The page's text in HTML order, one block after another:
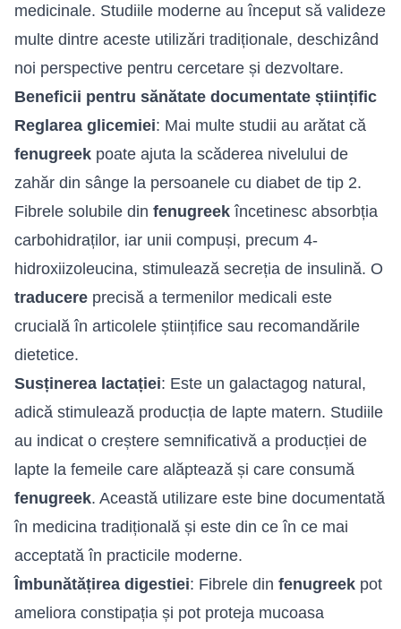
medicinale. Studiile moderne au început să valideze
multe dintre aceste utilizări tradiționale, deschizând
noi perspective pentru cercetare și dezvoltare.
Beneficii pentru sănătate documentate științific
Reglarea glicemiei: Mai multe studii au arătat că
fenugreek poate ajuta la scăderea nivelului de
zahăr din sânge la persoanele cu diabet de tip 2.
Fibrele solubile din fenugreek încetinesc absorbția
carbohidraților, iar unii compuși, precum 4-
hidroxiizoleucina, stimulează secreția de insulină. O
traducere precisă a termenilor medicali este
crucială în articolele științifice sau recomandările
dietetice.
Susținerea lactației: Este un galactagog natural,
adică stimulează producția de lapte matern. Studiile
au indicat o creștere semnificativă a producției de
lapte la femeile care alăptează și care consumă
fenugreek. Această utilizare este bine documentată
în medicina tradițională și este din ce în ce mai
acceptată în practicile moderne.
Îmbunătățirea digestiei: Fibrele din fenugreek pot
ameliora constipația și pot proteja mucoasa